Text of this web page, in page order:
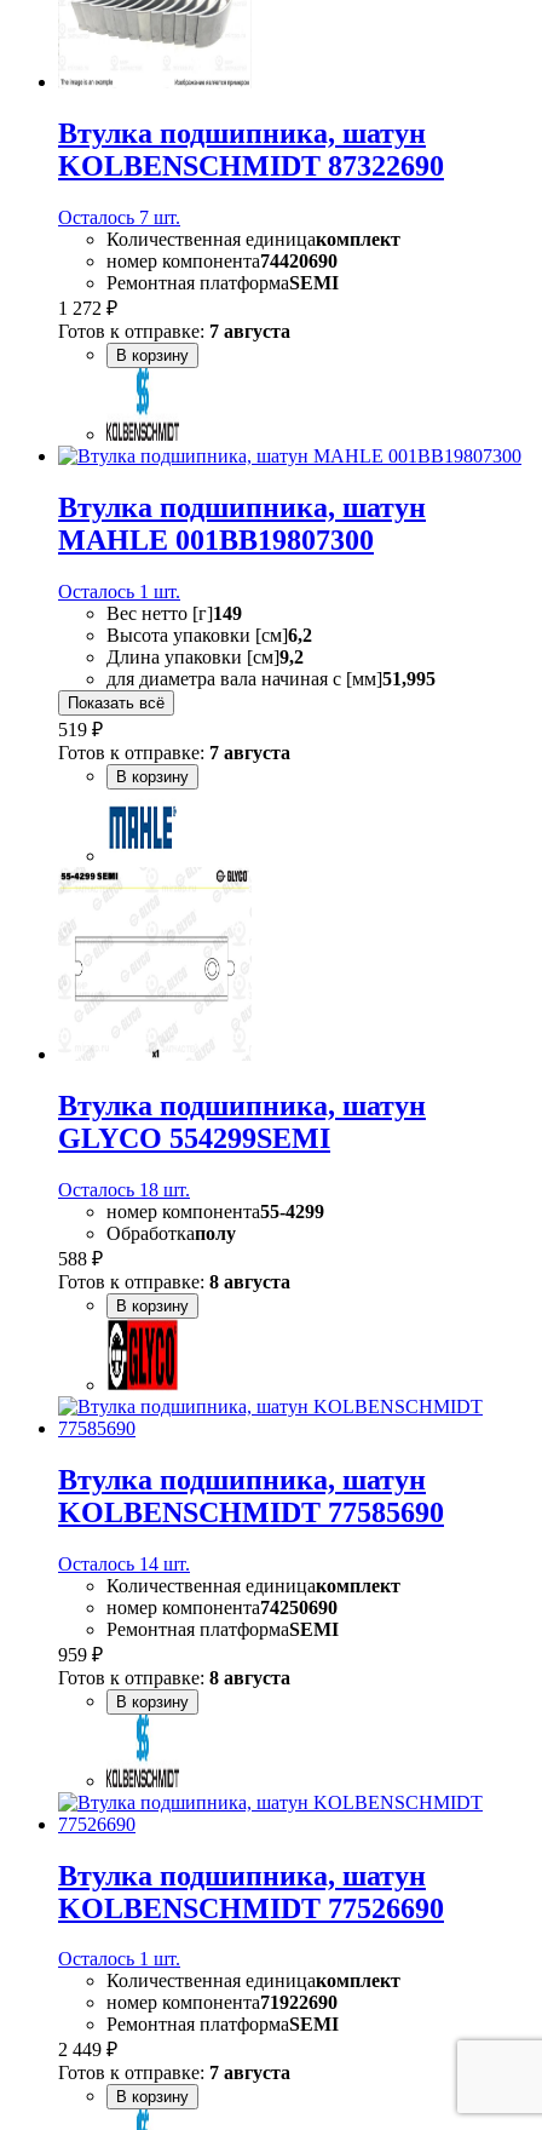
Втулка подшипника, шатун
KOLBENSCHMIDT 87322690
Осталось 7 шт.
Количественная единицакомплект
номер компонента74420690
Ремонтная платформаSEMI
1 272 ₽
Готов к отправке: 7 августа
В корзину
Втулка подшипника, шатун
MAHLE 001BB19807300
Осталось 1 шт.
Вес нетто [г]149
Высота упаковки [см]6,2
Длина упаковки [см]9,2
для диаметра вала начиная с [мм]51,995
Показать всё
519 ₽
Готов к отправке: 7 августа
В корзину
Втулка подшипника, шатун
GLYCO 554299SEMI
Осталось 18 шт.
номер компонента55-4299
Обработкаполу
588 ₽
Готов к отправке: 8 августа
В корзину
Втулка подшипника, шатун
KOLBENSCHMIDT 77585690
Осталось 14 шт.
Количественная единицакомплект
номер компонента74250690
Ремонтная платформаSEMI
959 ₽
Готов к отправке: 8 августа
В корзину
Втулка подшипника, шатун
KOLBENSCHMIDT 77526690
Осталось 1 шт.
Количественная единицакомплект
номер компонента71922690
Ремонтная платформаSEMI
2 449 ₽
Готов к отправке: 7 августа
В корзину